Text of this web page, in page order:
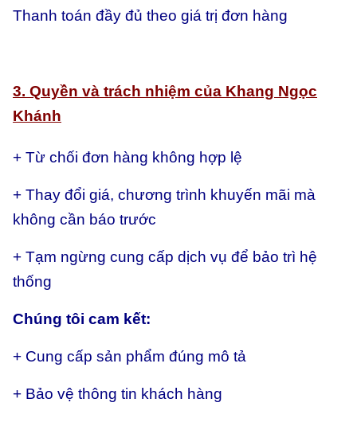
Thanh toán đầy đủ theo giá trị đơn hàng
3. Quyền và trách nhiệm của Khang Ngọc
Khánh
+ Từ chối đơn hàng không hợp lệ
+ Thay đổi giá, chương trình khuyến mãi mà
không cần báo trước
+ Tạm ngừng cung cấp dịch vụ để bảo trì hệ
thống
Chúng tôi cam kết:
+ Cung cấp sản phẩm đúng mô tả
+ Bảo vệ thông tin khách hàng